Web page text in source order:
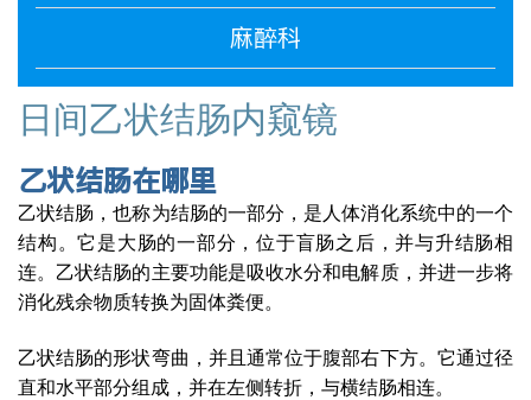
麻醉科
日间乙状结肠内窥镜
乙状结肠在哪里
乙状结肠，也称为结肠的一部分，是人体消化系统中的一个
结构。它是大肠的一部分，位于盲肠之后，并与升结肠相
连。乙状结肠的主要功能是吸收水分和电解质，并进一步将
消化残余物质转换为固体粪便。
乙状结肠的形状弯曲，并且通常位于腹部右下方。它通过径
直和水平部分组成，并在左侧转折，与横结肠相连。